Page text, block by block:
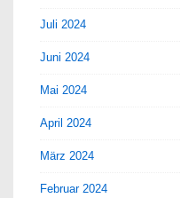
Juli 2024
Juni 2024
Mai 2024
April 2024
März 2024
Februar 2024